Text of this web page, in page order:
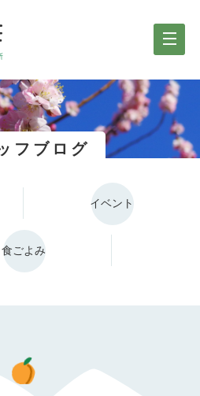
フブログ
イベント
食ごよみ